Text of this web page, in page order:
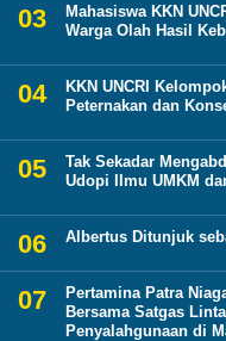
Mahasiswa KKN
Warga Olah Hasil
KKN UNCRI
Peternakan dan
Tak Sekadar
Udopi Ilmu UMKM
Albertus Ditunjuk
Pertamina Patra
Bersama Satgas
Penyalahgunaan di